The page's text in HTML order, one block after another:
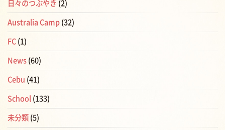
日々のつぶやき (2)
Australia Camp (32)
FC (1)
News (60)
Cebu (41)
School (133)
未分類 (5)